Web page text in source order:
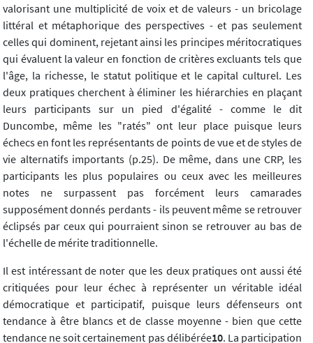
valorisant une multiplicité de voix et de valeurs - un bricolage
littéral et métaphorique des perspectives - et pas seulement
celles qui dominent, rejetant ainsi les principes méritocratiques
qui évaluent la valeur en fonction de critères excluants tels que
l'âge, la richesse, le statut politique et le capital culturel. Les
deux pratiques cherchent à éliminer les hiérarchies en plaçant
leurs participants sur un pied d'égalité - comme le dit
Duncombe, même les "ratés" ont leur place puisque leurs
échecs en font les représentants de points de vue et de styles de
vie alternatifs importants (p.25). De même, dans une CRP, les
participants les plus populaires ou ceux avec les meilleures
notes ne surpassent pas forcément leurs camarades
supposément donnés perdants - ils peuvent même se retrouver
éclipsés par ceux qui pourraient sinon se retrouver au bas de
l'échelle de mérite traditionnelle.
Il est intéressant de noter que les deux pratiques ont aussi été
critiquées pour leur échec à représenter un véritable idéal
démocratique et participatif, puisque leurs défenseurs ont
tendance à être blancs et de classe moyenne - bien que cette
tendance ne soit certainement pas délibérée10. La participation